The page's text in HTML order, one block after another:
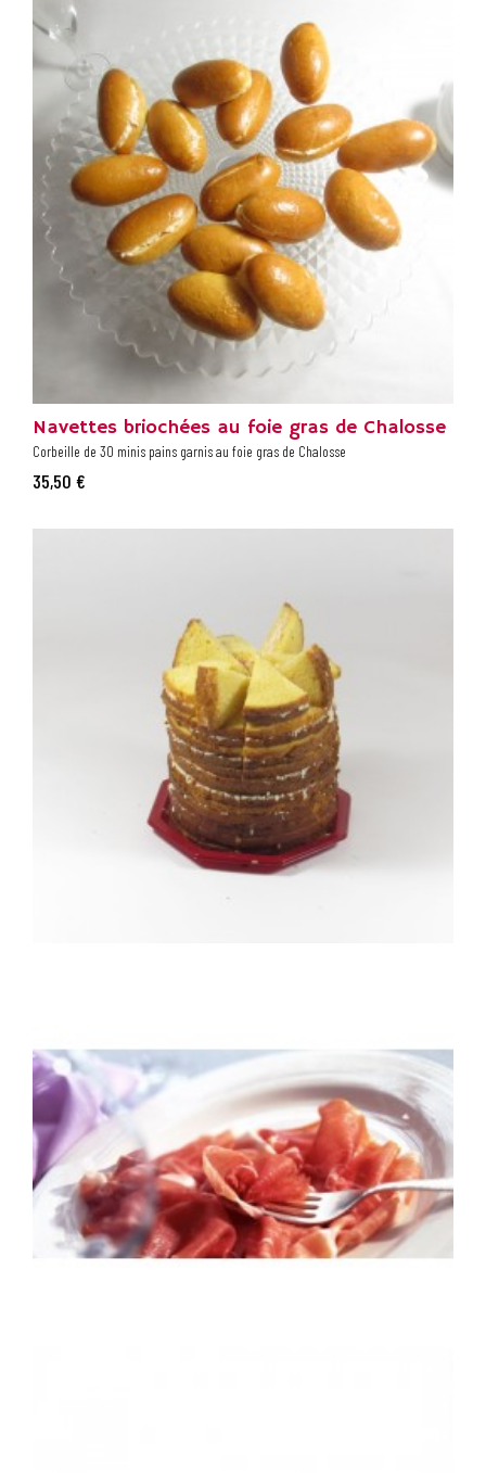
Navettes briochées au foie gras de Chalosse
Corbeille de 30 minis pains garnis au foie gras de Chalosse
35,50 €